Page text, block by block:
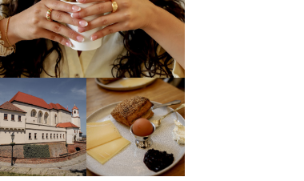
BRNO
SOLO BAKERY
&
ANTONÍNOVO
PEKAŘSTVÍ